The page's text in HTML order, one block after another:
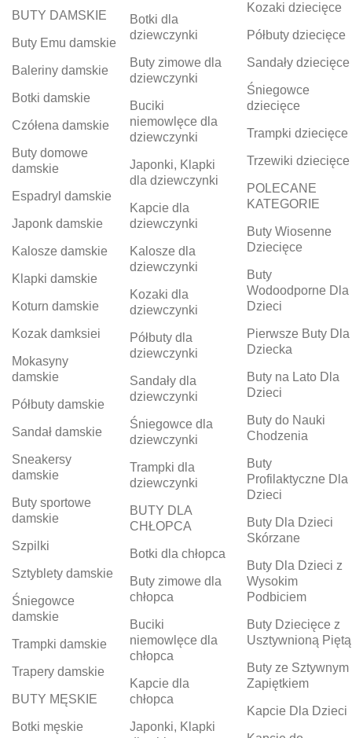
BUTY DAMSKIE
Buty Emu damskie
Baleriny damskie
Botki damskie
Czółena damskie
Buty domowe
damskie
Espadryl damskie
Japonk damskie
Kalosze damskie
Klapki damskie
Koturn damskie
Kozak damksiei
Mokasyny
damskie
Półbuty damskie
Sandał damskie
Sneakersy
damskie
Buty sportowe
damskie
Szpilki
Sztyblety damskie
Śniegowce
damskie
Trampki damskie
Trapery damskie
BUTY MĘSKIE
Botki męskie
Botki dla
dziewczynki
Buty zimowe dla
dziewczynki
Buciki
niemowlęce dla
dziewczynki
Japonki, Klapki
dla dziewczynki
Kapcie dla
dziewczynki
Kalosze dla
dziewczynki
Kozaki dla
dziewczynki
Półbuty dla
dziewczynki
Sandały dla
dziewczynki
Śniegowce dla
dziewczynki
Trampki dla
dziewczynki
BUTY DLA
CHŁOPCA
Botki dla chłopca
Buty zimowe dla
chłopca
Buciki
niemowlęce dla
chłopca
Kapcie dla
chłopca
Japonki, Klapki
Kozaki dziecięce
Półbuty dziecięce
Sandały dziecięce
Śniegowce
dziecięce
Trampki dziecięce
Trzewiki dziecięce
POLECANE
KATEGORIE
Buty Wiosenne
Dziecięce
Buty
Wodoodporne Dla
Dzieci
Pierwsze Buty Dla
Dziecka
Buty na Lato Dla
Dzieci
Buty do Nauki
Chodzenia
Buty
Profilaktyczne Dla
Dzieci
Buty Dla Dzieci
Skórzane
Buty Dla Dzieci z
Wysokim
Podbiciem
Buty Dziecięce z
Usztywnioną Piętą
Buty ze Sztywnym
Zapiętkiem
Kapcie Dla Dzieci